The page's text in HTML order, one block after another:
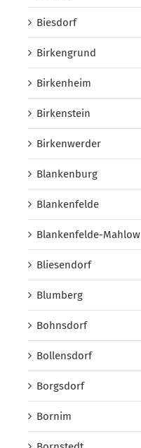
Biesdorf
Birkengrund
Birkenheim
Birkenstein
Birkenwerder
Blankenburg
Blankenfelde
Blankenfelde-Mahlow
Bliesendorf
Blumberg
Bohnsdorf
Bollensdorf
Borgsdorf
Bornim